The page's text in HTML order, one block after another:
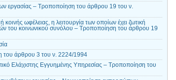
εργασίας – Τροποποίηση του άρθρου 19 του ν.
ωφέλειας, η λειτουργία των οποίων έχει ζωτική
του κοινωνικού συνόλου – Τροποποίηση του άρθρου 19
του άρθρου 3 του ν. 2224/1994
Ελάχιστης Εγγυημένης Υπηρεσίας – Τροποποίηση του